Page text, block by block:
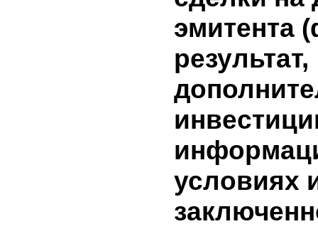
10.
сделки,
лицами,
сделки,